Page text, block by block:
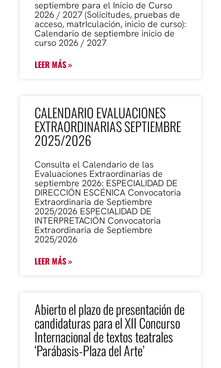
septiembre para el Inicio de Curso
2026 / 2027 (Solicitudes, pruebas de
acceso, matrIculación, inicio de curso):
Calendario de septiembre inicio de
curso 2026 / 2027
LEER MÁS »
CALENDARIO EVALUACIONES
EXTRAORDINARIAS SEPTIEMBRE
2025/2026
Consulta el Calendario de las
Evaluaciones Extraordinarias de
septiembre 2026: ESPECIALIDAD DE
DIRECCIÓN ESCÉNICA Convocatoria
Extraordinaria de Septiembre
2025/2026 ESPECIALIDAD DE
INTERPRETACIÓN Convocatoria
Extraordinaria de Septiembre
2025/2026
LEER MÁS »
Abierto el plazo de presentación de
candidaturas para el XII Concurso
Internacional de textos teatrales
‘Parábasis-Plaza del Arte’